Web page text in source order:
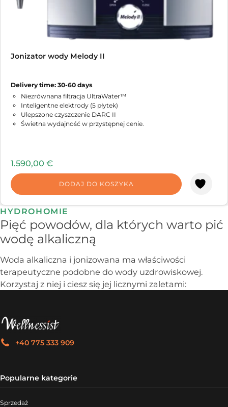
Jonizator wody Melody II
Delivery time: 30-60 days
Niezrównana filtracja UltraWater™
Inteligentne elektrody (5 płytek)
Ulepszone czyszczenie DARC II
Świetna wydajność w przystępnej cenie.
1.590,00 €
DODAJ DO KOSZYKA
HYDROHOMIE
Pięć powodów, dla których warto pić
wodę alkaliczną
Woda alkaliczna i jonizowana ma właściwości
terapeutyczne podobne do wody uzdrowiskowej.
Korzystaj z niej i ciesz się jej licznymi zaletami:
+40 775 333 909
Popularne kategorie
Sprzedaż